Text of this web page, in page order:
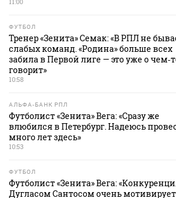
ФУТБОЛ
Тренер «Зенита» Семак: «В РПЛ не
слабых команд. «Родина» больше всех
забила в Первой лиге — это уже о
говорит»
10:58
АЛЬФА-БАНК РПЛ
Футболист «Зенита» Вега: «Сразу же
влюбился в Петербург. Надеюсь
много лет здесь»
10:53
ФУТБОЛ
Футболист «Зенита» Вега:
Дугласом Сантосом очень